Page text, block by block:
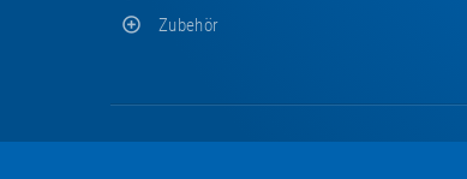
Zubehör